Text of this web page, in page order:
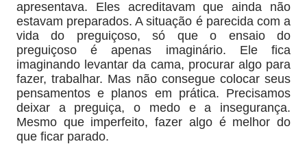
apresentava. Eles acreditavam que ainda não
estavam preparados. A situação é parecida com a
vida do preguiçoso, só que o ensaio do
preguiçoso é apenas imaginário. Ele fica
imaginando levantar da cama, procurar algo para
fazer, trabalhar. Mas não consegue colocar seus
pensamentos e planos em prática. Precisamos
deixar a preguiça, o medo e a insegurança.
Mesmo que imperfeito, fazer algo é melhor do
que ficar parado.